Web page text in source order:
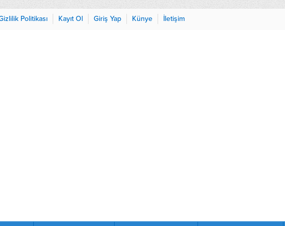
Politikası Kayıt Ol Giriş Yap Künye İletişim